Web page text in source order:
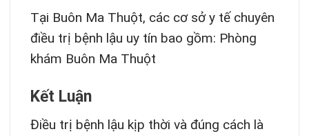
Tại Buôn Ma Thuột, các cơ sở y tế chuyên
điều trị bệnh lậu uy tín bao gồm: Phòng
khám Buôn Ma Thuột
Kết Luận
Điều trị bệnh lậu kịp thời và đúng cách là